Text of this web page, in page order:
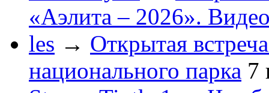
«Аэлита – 2026».
les → Открытая
национального парка 7